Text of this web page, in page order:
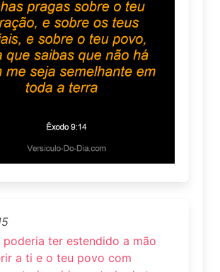
poderia ter estendido a mão
a ti e o teu povo com